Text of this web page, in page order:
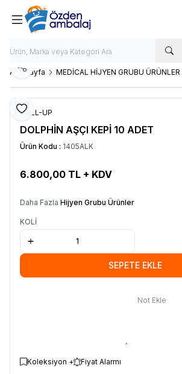
Ana Sayfa MEDİCAL HİJYEN GRUBU ÜRÜNLER
Favoriye Ekle
Paylaş
ROLL-UP
DOLPHİN AŞÇI KEPİ 10 ADET
Ürün Kodu : 1405ALK
6.800,00 TL + KDV
Daha Fazla Hijyen Grubu Ürünler
KOLİ
SEPETE EKLE
Not Ekle
Koleksiyon + Fiyat Alarmı